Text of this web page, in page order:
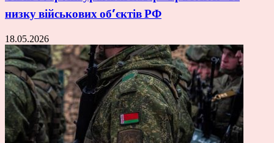
низку військових об’єктів РФ
18.05.2026